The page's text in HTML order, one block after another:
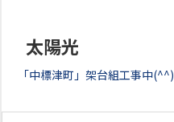
太陽光
「中標津町」架台組工事中(^^)